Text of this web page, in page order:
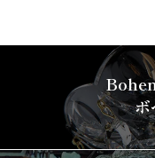
ボ